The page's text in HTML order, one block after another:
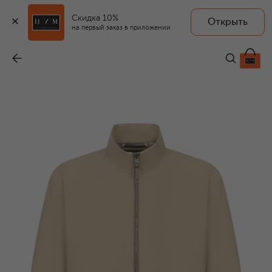
Скидка 10%
на первый заказ в приложении
Открыть
BOSS CAMEL